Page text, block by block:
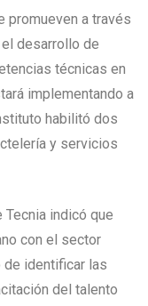
promueven a través
desarrollo de
técnicas en
implementando a
habilitó dos
y servicios
Tecnia indicó que
con el sector
de identificar las
del talento